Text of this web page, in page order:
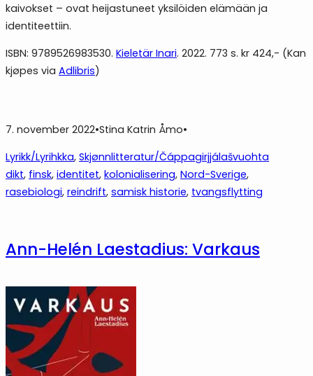
kaivokset – ovat heijastuneet yksilöiden elämään ja
identiteettiin.
ISBN: 9789526983530. Kieletär Inari. 2022. 773 s. kr 424,- (Kan
kjøpes via Adlibris)
7. november 2022•Stina Katrin Åmo•
Lyrikk/Lyrihkka, Skjønnlitteratur/Čáppagirjjálašvuohta
dikt, finsk, identitet, kolonialisering, Nord-Sverige
rasebiologi, reindrift, samisk historie, tvangsflytting
Ann-Helén Laestadius: Varkaus